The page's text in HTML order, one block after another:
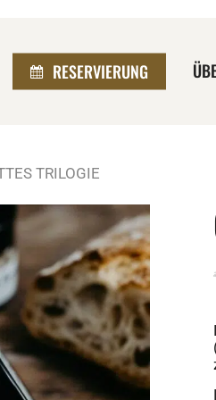
RESERVIERUNG
TRILOGIE